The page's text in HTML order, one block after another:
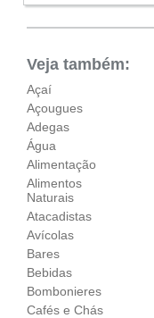
Veja também:
Açaí
Açougues
Adegas
Água
Alimentação
Alimentos
Naturais
Atacadistas
Avícolas
Bares
Bebidas
Bombonieres
Cafés e Chás